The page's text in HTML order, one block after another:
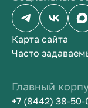
совета при
институте.
Карта сайта
Часто
Главный
+7 (8442) 38-50-